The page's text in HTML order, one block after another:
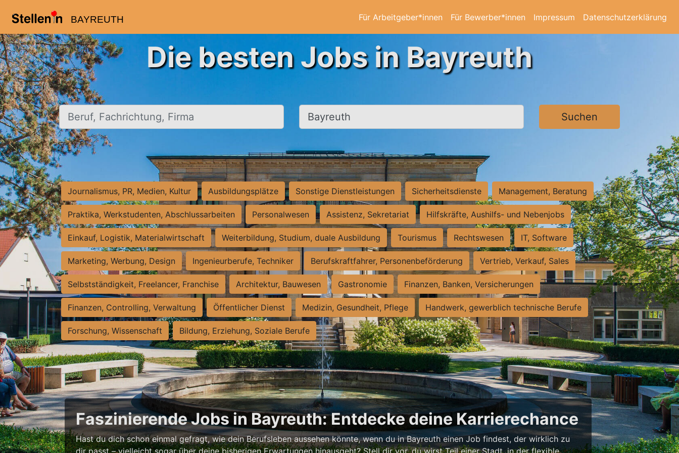
BAYREUTH Für Arbeitgeber*innen Für Bewerber*innen Impressum Datenschutzerklärung
Die besten Jobs in Bayreuth
Beruf, Fachrichtung, Firma Ort, Stadt Suchen
Journalismus, PR, Medien, Kultur Ausbildungsplätze Sonstige Dienstleistungen Sicherheitsdienste Management, Beratung
Praktika, Werkstudenten, Abschlussarbeiten Personalwesen Assistenz, Sekretariat Hilfskräfte, Aushilfs- und Nebenjobs
Einkauf, Logistik, Materialwirtschaft Weiterbildung, Studium, duale Ausbildung Tourismus Rechtswesen IT, Software
Marketing, Werbung, Design Ingenieurberufe, Techniker Berufskraftfahrer, Personenbeförderung Vertrieb, Verkauf, Sales
Selbstständigkeit, Freelancer, Franchise Architektur, Bauwesen Gastronomie Finanzen, Banken, Versicherungen
Finanzen, Controlling, Verwaltung Öffentlicher Dienst Medizin, Gesundheit, Pflege Handwerk, gewerblich technische Berufe
Forschung, Wissenschaft Bildung, Erziehung, Soziale Berufe
Faszinierende Jobs in Bayreuth: Entdecke deine Karrierechance
Hast du dich schon einmal gefragt, wie dein Berufsleben aussehen könnte, wenn du in Bayreuth einen Job findest, der wirklich zu